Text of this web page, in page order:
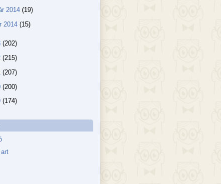
2014 (19)
2014 (15)
(202)
(215)
(207)
(200)
(174)